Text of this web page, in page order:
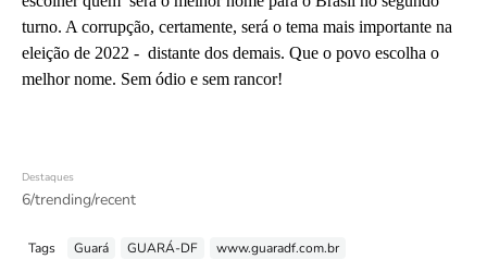
turno. A corrupção, certamente, será o tema mais importante na
eleição de 2022 - distante dos demais. Que o povo escolha o
melhor nome. Sem ódio e sem rancor!
Destaques
6/trending/recent
Tags Guará GUARÁ-DF www.guaradf.com.br